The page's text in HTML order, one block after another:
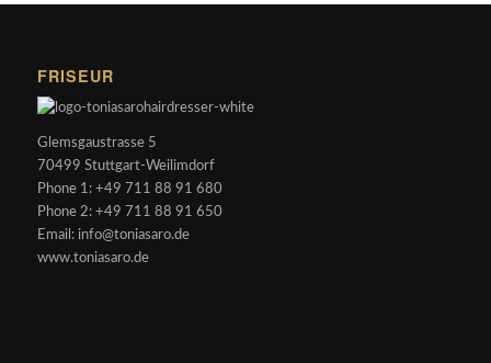
FRISEUR
Glemsgaustrasse 5
70499 Stuttgart-Weilimdorf
Phone 1: +49 711 88 91 680
Phone 2: +49 711 88 91 650
Email: info@toniasaro.de
www.toniasaro.de